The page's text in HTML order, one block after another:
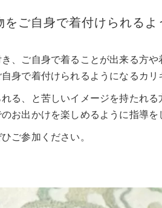
をご自身で着付けられるよ
、ご自身で着ることが出来る方
身で着付けられるようになるカリ
る、と苦しいイメージを持たれ
お出かけを楽しめるように指導を
ご参加ください。